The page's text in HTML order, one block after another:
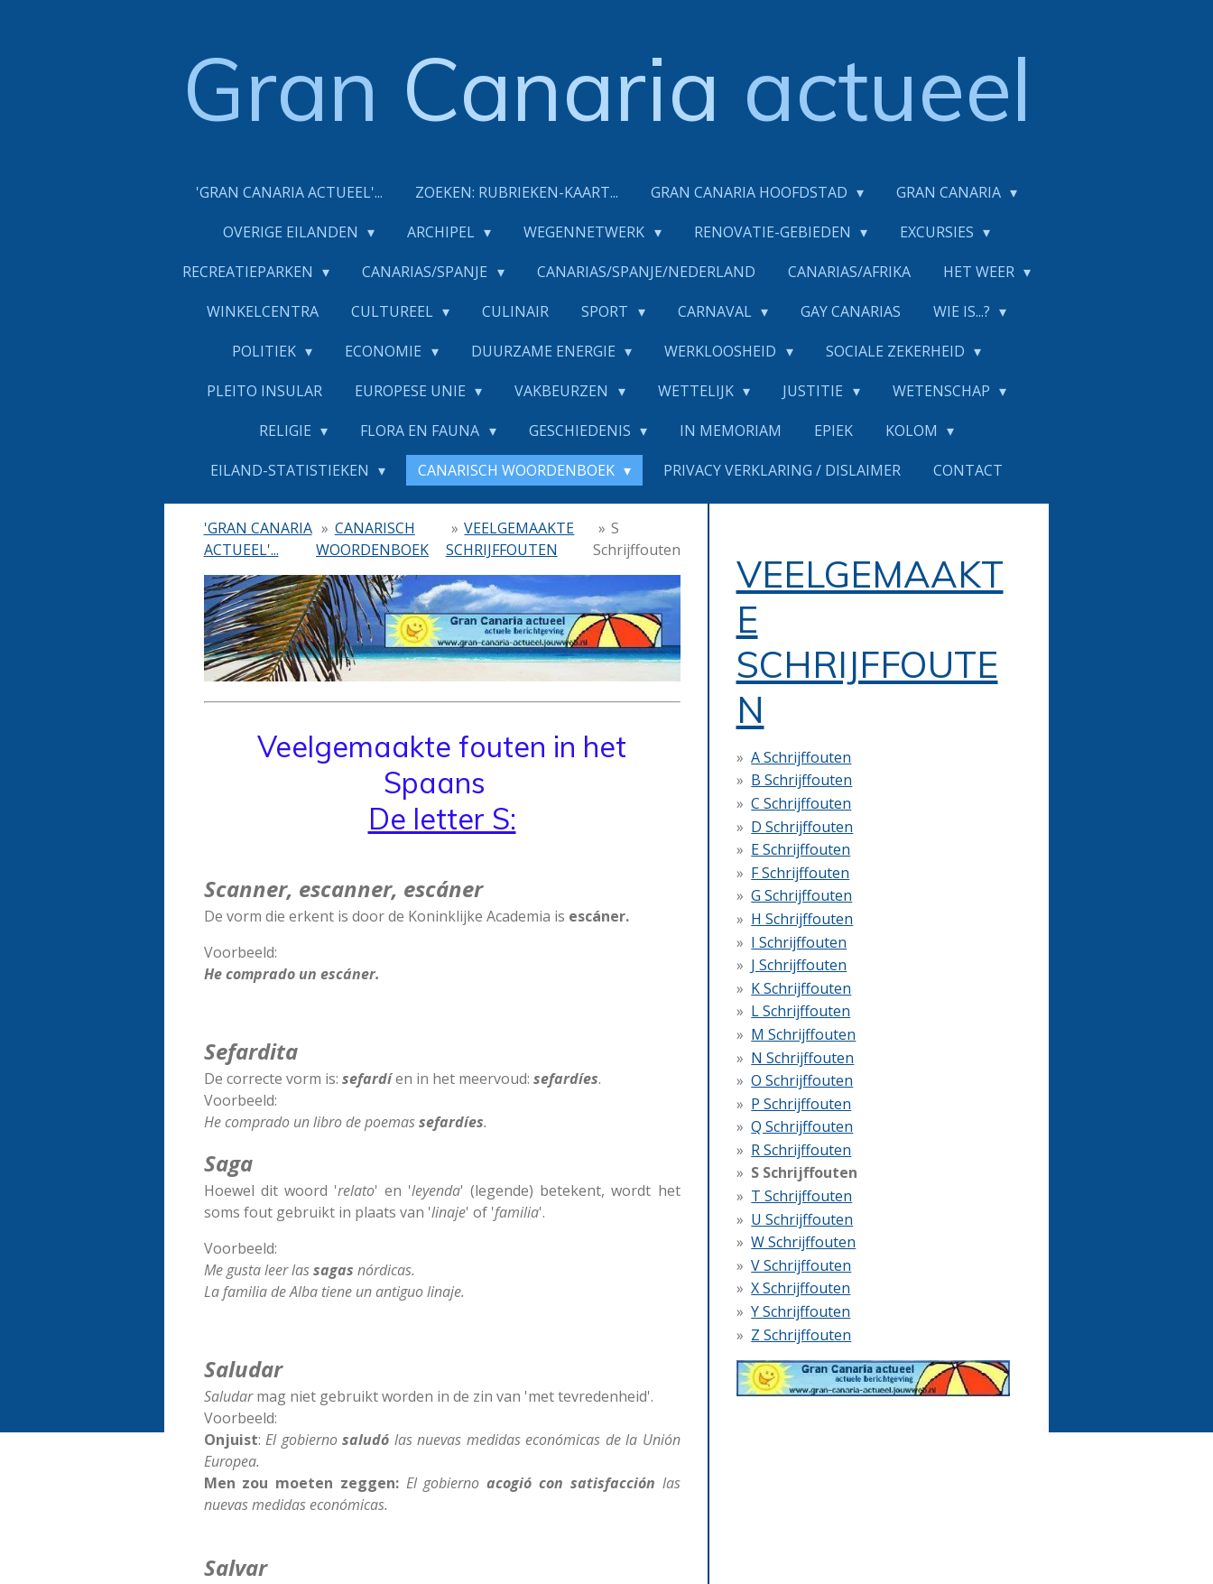
Gran Canaria actueel
'GRAN CANARIA ACTUEEL'... ZOEKEN: RUBRIEKEN-KAART... GRAN CANARIA HOOFDSTAD
GRAN CANARIA
OVERIGE EILANDEN
ARCHIPEL WEGENNETWERK RENOVATIE-GEBIEDEN
EXCURSIES
RECREATIEPARKEN
CANARIAS/SPANJE CANARIAS/SPANJE/NEDERLAND CANARIAS/AFRIKA
HET WEER
WINKELCENTRA
CULTUREEL CULINAIR SPORT CARNAVAL GAY CANARIAS
WIE IS...?
POLITIEK
ECONOMIE DUURZAME ENERGIE WERKLOOSHEID
SOCIALE ZEKERHEID
PLEITO INSULAR
EUROPESE UNIE VAKBEURZEN WETTELIJK JUSTITIE
WETENSCHAP
RELIGIE
FLORA EN FAUNA GESCHIEDENIS IN MEMORIAM EPIEK
KOLOM
EILAND-STATISTIEKEN
CANARISCH WOORDENBOEK PRIVACY VERKLARING / DISLAIMER CONTACT
'GRAN CANARIA
ACTUEEL'...
» CANARISCH
WOORDENBOEK
» VEELGEMAAKTE
SCHRIJFFOUTEN
» S
Schrijffouten
Veelgemaakte fouten in het
Spaans
De letter S:
Scanner, escanner, escáner
De vorm die erkent is door de Koninklijke Academia is escáner.
Voorbeeld:
He comprado un escáner.
Sefardita
De correcte vorm is: sefardí en in het meervoud: sefardíes.
Voorbeeld:
He comprado un libro de poemassefardíes.
Saga
Hoewel dit woord 'relato' en 'leyenda' (legende) betekent, wordt het
soms fout gebruikt in plaats van 'linaje' of 'familia'.
Voorbeeld:
Me gusta leer lassagas nórdicas.
La familia de Alba tiene un antiguo linaje.
Saludar
Saludarmag niet gebruikt worden in de zin van 'met tevredenheid'.
Voorbeeld:
Onjuist: El gobierno saludó las nuevas medidas económicas de la Unión
Europea.
Men zou moeten zeggen: El gobiernoacogió con satisfacción las
nuevas medidas económicas.
Salvar
VEELGEMAAKT
E
SCHRIJFFOUTE
N
A Schrijffouten
B Schrijffouten
C Schrijffouten
D Schrijffouten
E Schrijffouten
F Schrijffouten
G Schrijffouten
H Schrijffouten
I Schrijffouten
J Schrijffouten
K Schrijffouten
L Schrijffouten
M Schrijffouten
N Schrijffouten
O Schrijffouten
P Schrijffouten
Q Schrijffouten
R Schrijffouten
S Schrijffouten
T Schrijffouten
U Schrijffouten
W Schrijffouten
V Schrijffouten
X Schrijffouten
Y Schrijffouten
Z Schrijffouten